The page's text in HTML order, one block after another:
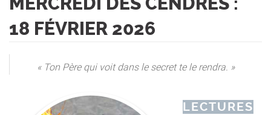
18 FÉVRIER 2026
« Ton Père qui voit dans le secret te le rendra. »
LECTURES